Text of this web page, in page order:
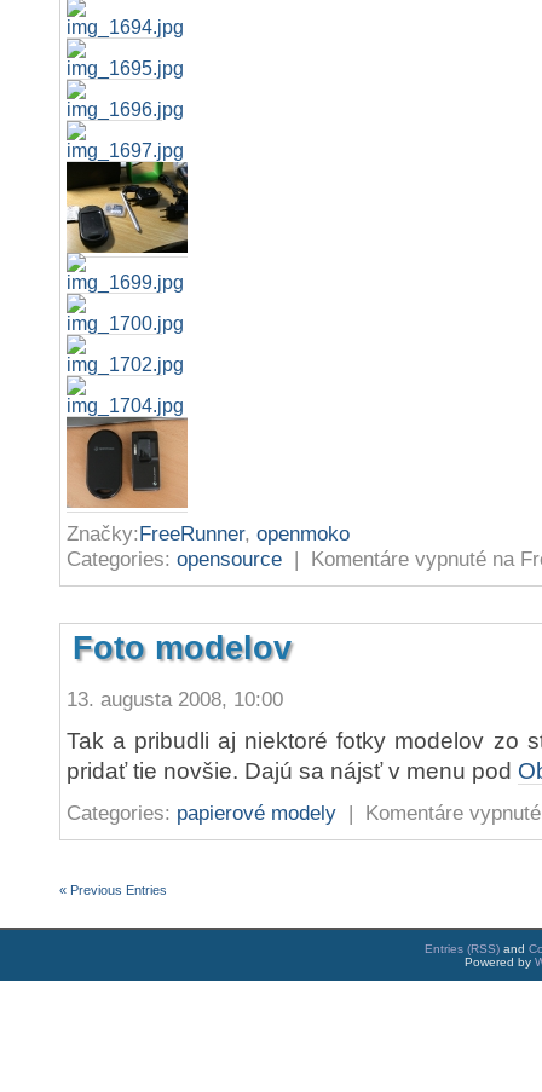
Značky:FreeRunner, openmoko
Categories: opensource | Komentáre vypnuté na
Foto modelov
13. augusta 2008, 10:00
Tak a pribudli aj niektoré fotky modelov zo
pridať tie novšie. Dajú sa nájsť v menu pod
Categories: papierové modely | Komentáre vypnuté
« Previous Entries
Entries (RSS) and
Powered by